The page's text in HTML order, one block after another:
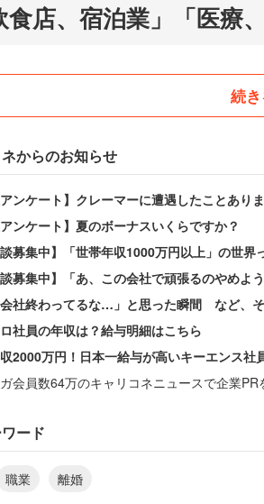
食店、宿泊業」「医療
続
からのお知らせ
アンケート】クレーマーに遭遇したことあり
アンケート】夏のボーナスいくらですか？
談募集中】「世帯年収1000万円以上」の世界
談募集中】「あ、この会社で頑張るのやめよ
会社終わってるな…」と思った瞬間 など、
社員の年収は？給与明細はこちら
2000万円！日本一給与が高いキーエンス社
会員数64万のキャリコネニュースで企業PR
ード
職業 離婚